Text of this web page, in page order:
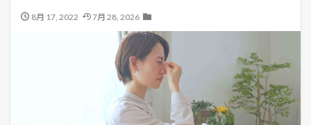
8月 17, 2022 7月 28, 2026